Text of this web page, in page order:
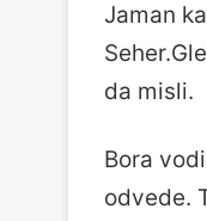
Jaman
da misli.
Bora
odvede.